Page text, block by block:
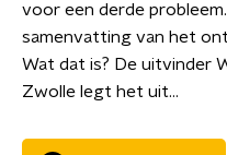
voor een derde
samenvatting van het
Wat dat is? De uitvinder
Zwolle legt het uit...